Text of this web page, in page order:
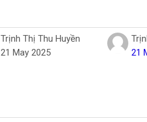
Trịnh Thị Thu Huyền
21 May 2025
21